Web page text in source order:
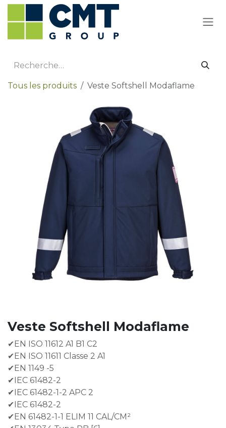
Se rendre au contenu
Tous les produits Veste Softshell Modaflame
Veste Softshell Modaflame
✔EN ISO 11612 A1 B1 C2
✔EN ISO 11611 Classe 2 A1
✔EN 1149 -5
✔IEC 61482-2
✔IEC 61482-1-2 APC 2
✔IEC 61482-2
✔EN 61482-1-1 ELIM 11 CAL/CM²